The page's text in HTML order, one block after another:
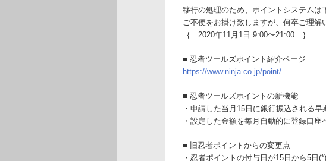
移行の処理のため、ポイントシステムは
ご不便をお掛け致しますが、何卒ご理解
｛ 2020年11月1日 9:00〜21:00 ｝
■ 忍者ツールズポイント紹介ページ
https://www.ninja.co.jp/point/
■ 忍者ツールズポイントの新機能
・申請した当月15日に銀行振込される早
・設定した金額を毎月自動的に登録口
■ 旧忍者ポイントからの変更点
・忍者ポイントの付与日が15日から5日